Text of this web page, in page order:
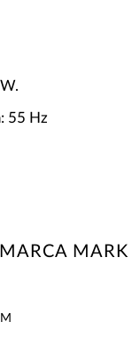
55 Hz
MARK